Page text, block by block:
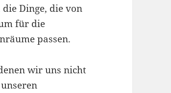
Dinge, die von
für die
passen.
wir uns nicht